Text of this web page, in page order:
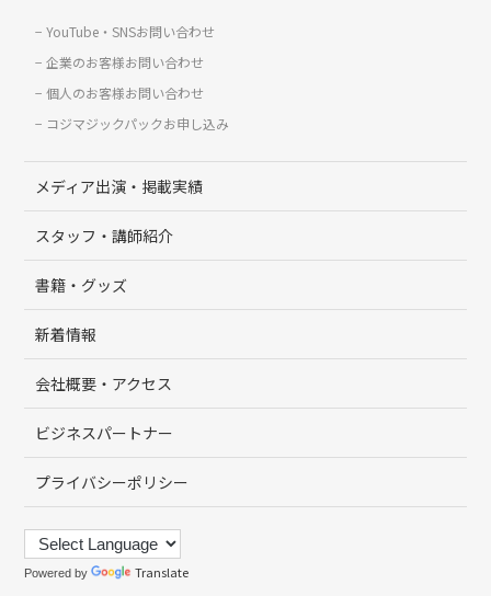
YouTube・SNSお問い合わせ
企業のお客様お問い合わせ
個人のお客様お問い合わせ
コジマジックパックお申し込み
メディア出演・掲載実績
スタッフ・講師紹介
書籍・グッズ
新着情報
会社概要・アクセス
ビジネスパートナー
プライバシーポリシー
Powered by Translate